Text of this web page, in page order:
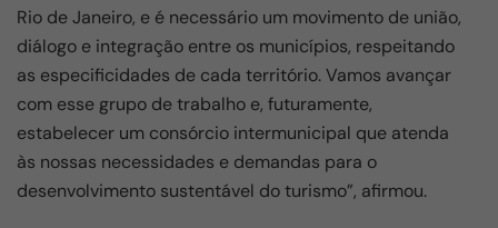
Rio de Janeiro, e é necessário um movimento de união,
diálogo e integração entre os municípios, respeitando
as especificidades de cada território. Vamos avançar
com esse grupo de trabalho e, futuramente,
estabelecer um consórcio intermunicipal que atenda
às nossas necessidades e demandas para o
desenvolvimento sustentável do turismo”, afirmou.